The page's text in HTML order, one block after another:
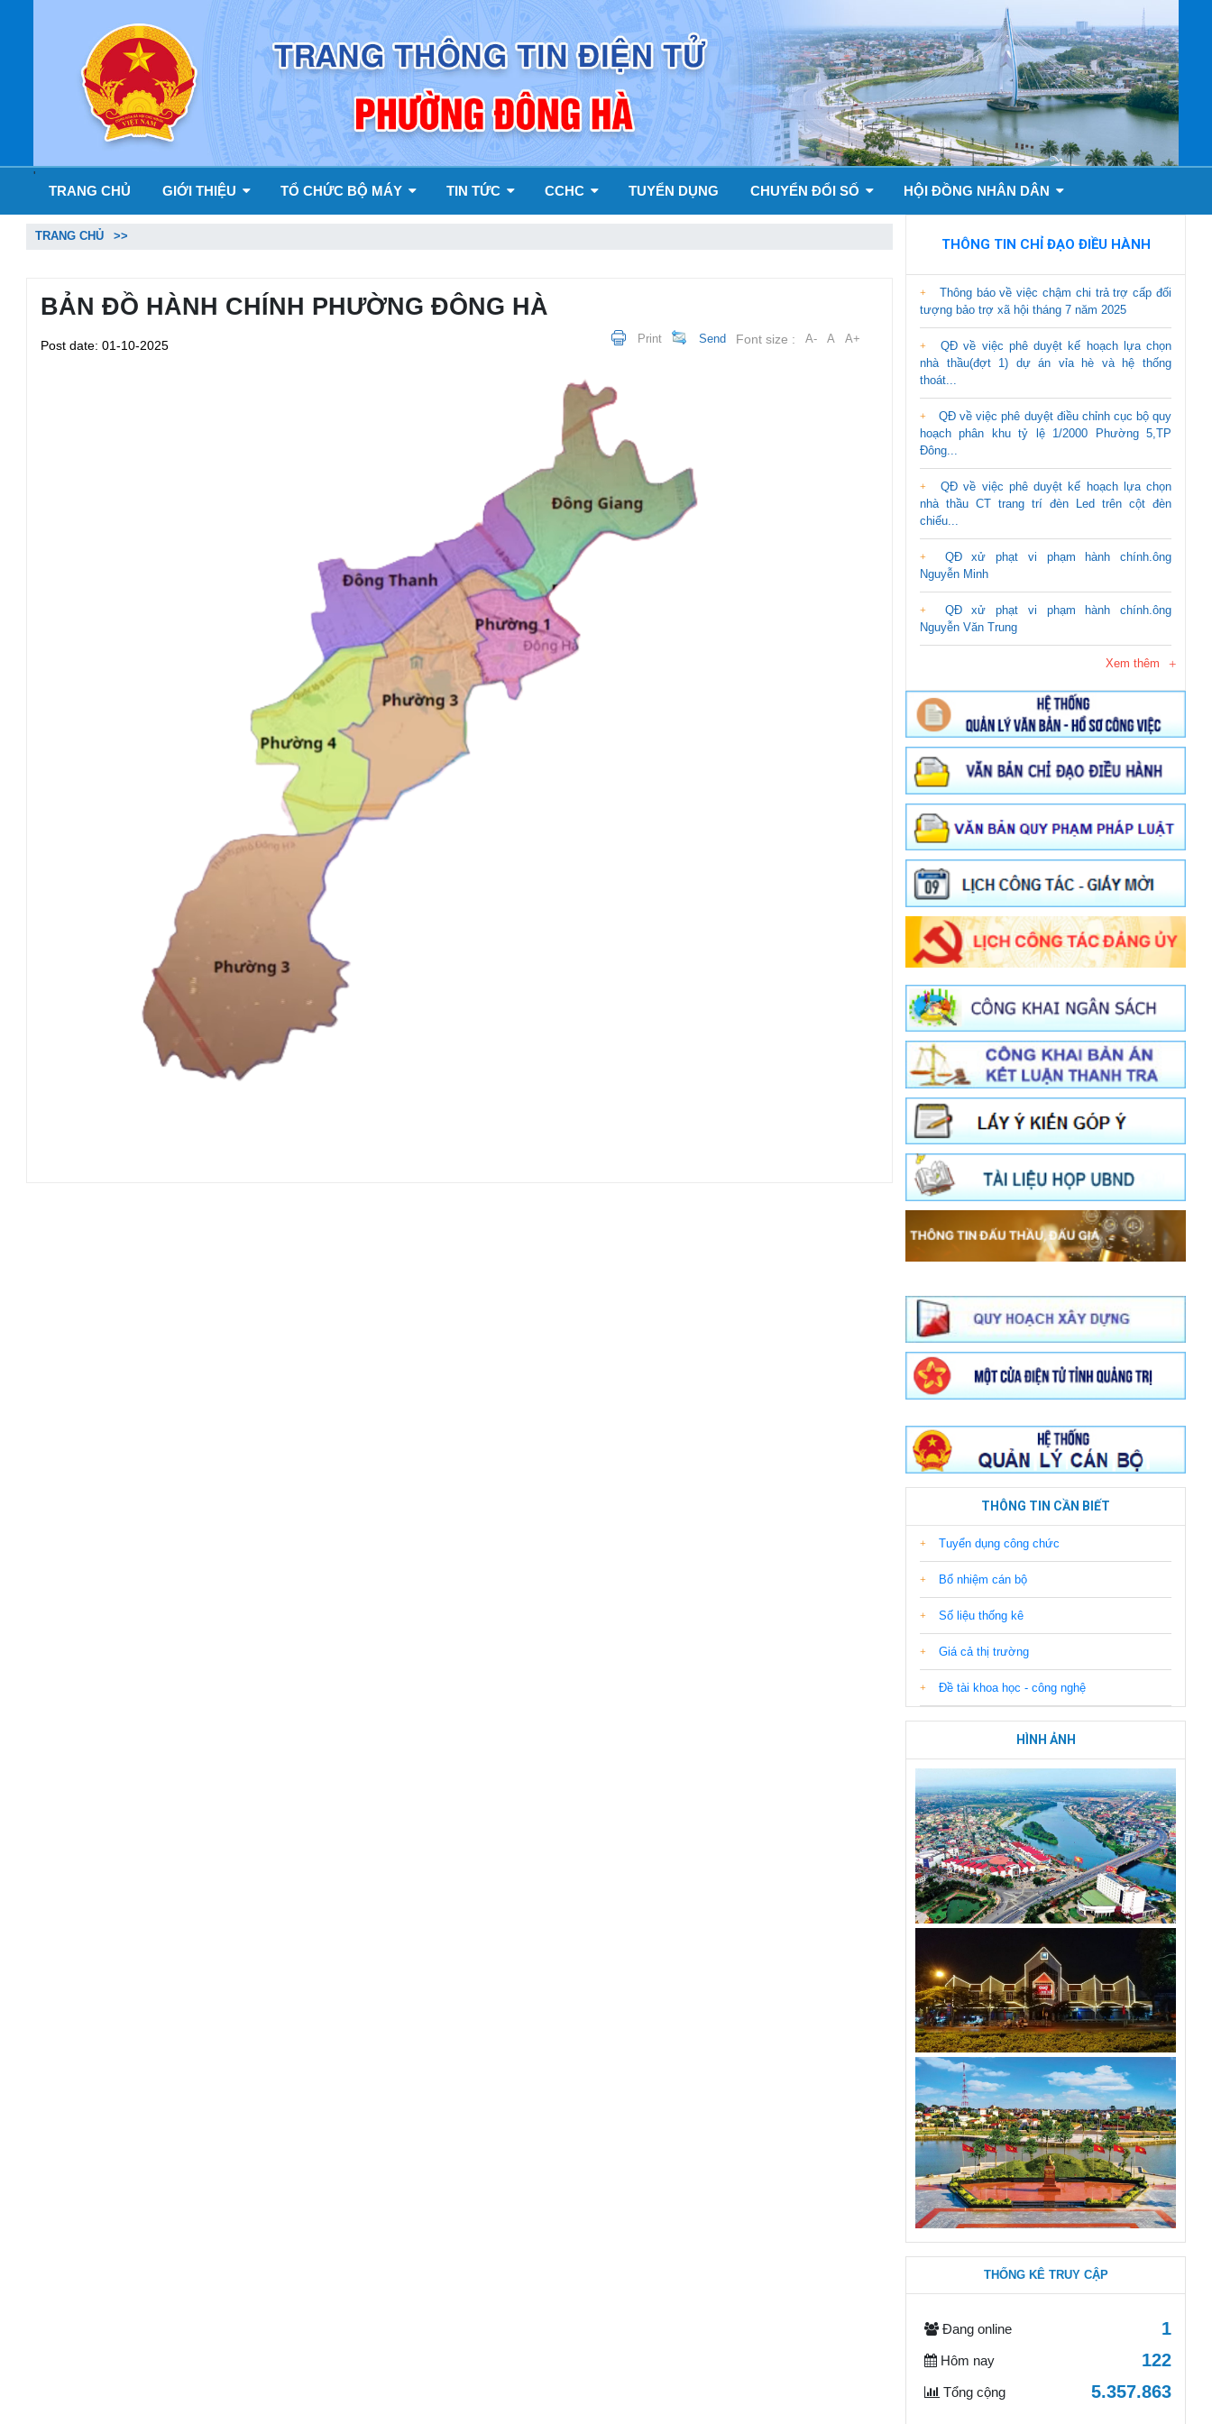
'
TRANG CHỦ GIỚI THIỆU TỔ CHỨC BỘ MÁY TIN TỨC CCHC TUYỂN DỤNG CHUYỂN ĐỔI SỐ HỘI ĐỒNG NHÂN DÂN
TRANG CHỦ
BẢN ĐỒ HÀNH CHÍNH PHƯỜNG ĐÔNG HÀ
Post date: 01-10-2025 Print Send Font size : A- A A+
THÔNG TIN CHỈ ĐẠO ĐIỀU HÀNH
Thông báo về việc chậm chi trả trợ cấp đối
tượng bảo trợ xã hội tháng 7 năm 2025
QĐ về việc phê duyệt kế hoạch lựa chọn
nhà thầu(đợt 1) dự án vỉa hè và hệ thống
thoát...
QĐ về việc phê duyệt điều chỉnh cục bộ quy
hoạch phân khu tỷ lệ 1/2000 Phường 5,TP
Đông...
QĐ về việc phê duyệt kế hoạch lựa chọn
nhà thầu CT trang trí đèn Led trên cột đèn
chiếu...
QĐ xử phạt vi phạm hành chính.ông
Nguyễn Minh
QĐ xử phạt vi phạm hành chính.ông
Nguyễn Văn Trung
Xem thêm
THÔNG TIN CẦN BIẾT
Tuyển dụng công chức
Bổ nhiệm cán bộ
Số liệu thống kê
Giá cả thị trường
Đề tài khoa học - công nghệ
HÌNH ẢNH
THỐNG KÊ TRUY CẬP
Đang online 1
Hôm nay 122
Tổng cộng 5.357.863